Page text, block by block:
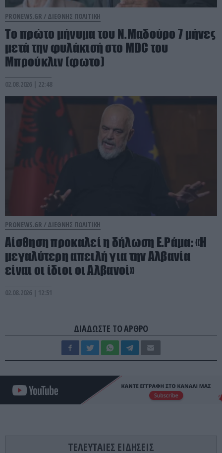
PRONEWS.GR / ΔΙΕΘΝΗΣ ΠΟΛΙΤΙΚΗ
Το πρώτο μήνυμα του Ν.Μαδούρο 7 μήνες
μετά την φυλάκισή στο MDC του
Μπρούκλιν (φωτο)
02.08.2026 | 22:48
PRONEWS.GR / ΔΙΕΘΝΗΣ ΠΟΛΙΤΙΚΗ
Αίσθηση προκαλεί η δήλωση Ε.Ράμα: «Η
μεγαλύτερη απειλή για την Αλβανία
είναι οι ίδιοι οι Αλβανοί»
02.08.2026 | 12:51
ΔΙΑΔΩΣΤΕ ΤΟ ΑΡΘΡΟ
ΤΕΛΕΥΤΑΙΕΣ ΕΙΔΗΣΕΙΣ